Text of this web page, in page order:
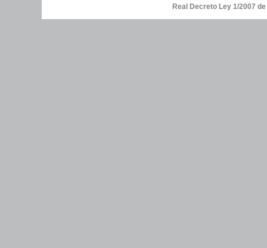
Real Decreto Ley 1/2007